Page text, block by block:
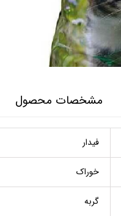
مشخصات محصول
فیدار
خوراک
گربه